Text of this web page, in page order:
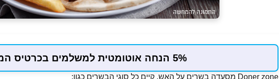
5% הנחה אוטומטית למשלמים בכרטיס המועדון
Doner zone מסעדה בשרים על האש, קיים כל סוגי הבשרים כגון: